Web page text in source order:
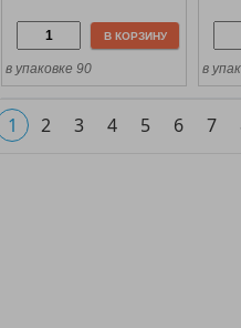
В КОРЗИНУ
в упаковке 90 в
1 2 3 4 5 6 7